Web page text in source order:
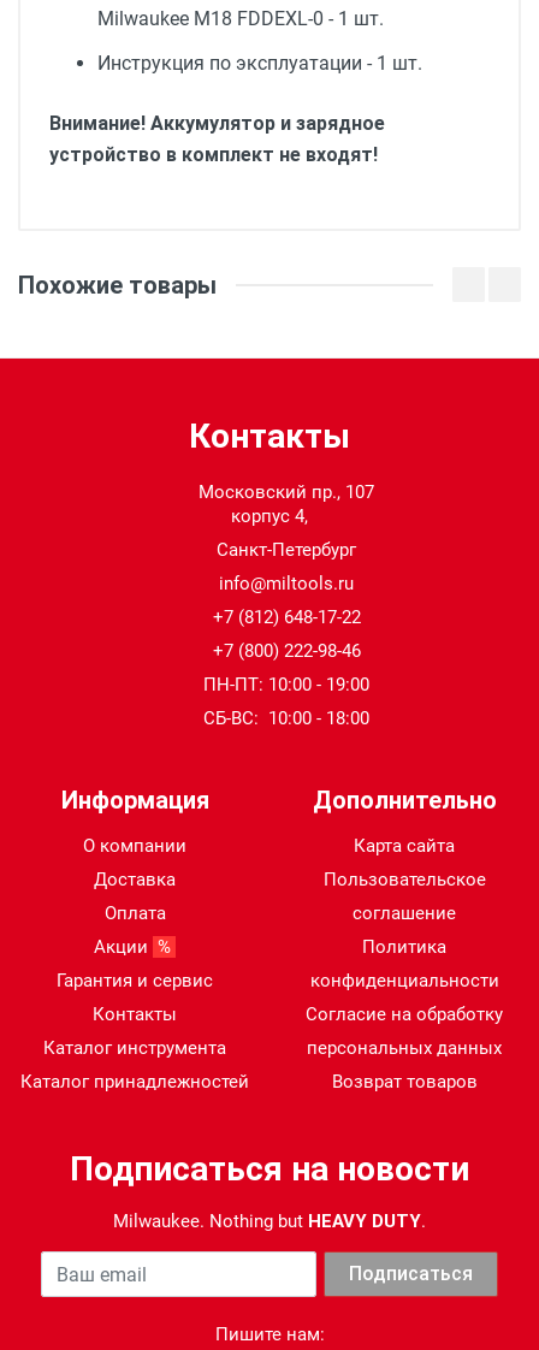
Milwaukee M18 FDDEXL-0 - 1 шт.
Инструкция по эксплуатации - 1 шт.
Внимание! Аккумулятор и зарядное
устройство в комплект не входят!
152
Макс. диаметр бура
26
18
Тип аккумулятора: Li-ion
Похожие товары
Контакты
Московский пр., 107
корпус 4,
Санкт-Петербург
info@miltools.ru
+7 (812) 648-17-22
+7 (800) 222-98-46
ПН-ПТ: 10:00 - 19:00
СБ-ВС: 10:00 - 18:00
Информация
О компании
Доставка
Оплата
Акции %
Гарантия и сервис
Контакты
Каталог инструмента
Каталог принадлежностей
Дополнительно
Карта сайта
Пользовательское
соглашение
Политика
конфиденциальности
Согласие на обработку
персональных данных
Возврат товаров
Подписаться на новости
Milwaukee. Nothing but HEAVY DUTY.
Ваша почта Подписаться
Пишите нам: